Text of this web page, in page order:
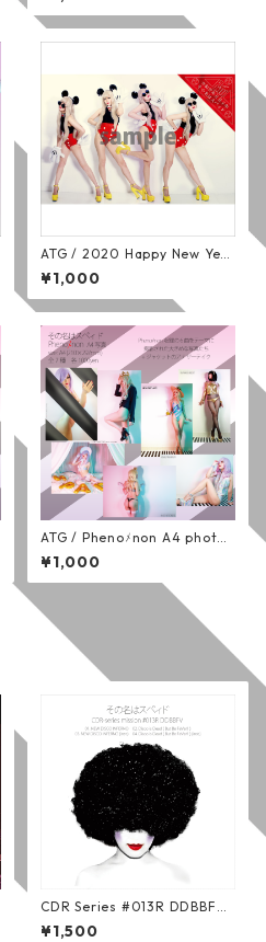
ATG / 2020 Happy New Year
photo
¥1,000
ATG / Phenoﾒnon A4 photo
(全７種)
¥1,000
CDR Series #013R DDBBFV
(通常版)
¥1,500